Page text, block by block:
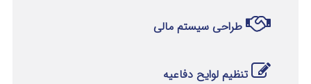
طراحی سیستم مالی
تنظیم لوایح دفاعیه